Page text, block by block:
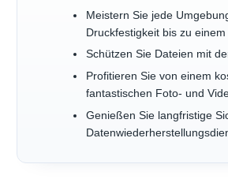
Meistern Sie jede
Druckfestigkeit bis zu
Schützen Sie Dateien mit
Profitieren Sie von einem
fantastischen Foto- und
Genießen Sie langfristige